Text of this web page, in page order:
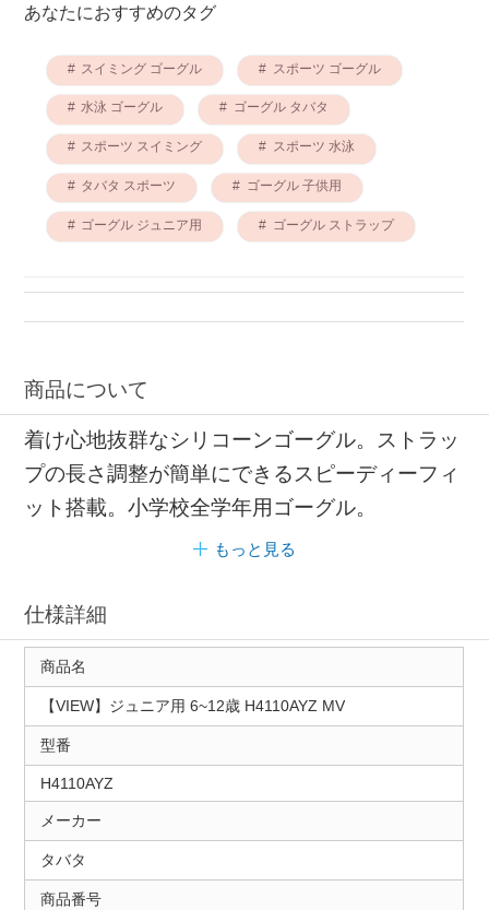
あなたにおすすめのタグ
スイミング ゴーグル スポーツ ゴーグル
水泳 ゴーグル ゴーグル タバタ
スポーツ スイミング スポーツ 水泳
タバタ スポーツ ゴーグル 子供用
ゴーグル ジュニア用 ゴーグル ストラップ
商品について
着け心地抜群なシリコーンゴーグル。ストラッ
プの長さ調整が簡単にできるスピーディーフィ
ット搭載。小学校全学年用ゴーグル。
もっと見る
仕様詳細
商品名
【VIEW】ジュニア用 6~12歳 H4110AYZ MV
型番
H4110AYZ
メーカー
タバタ
商品番号